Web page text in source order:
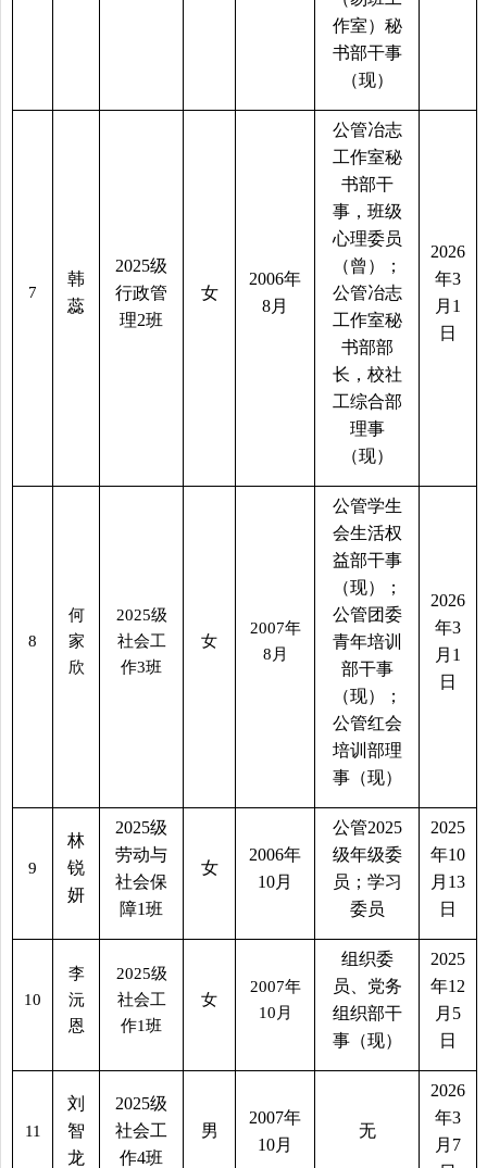
作室）秘
书部干事
（现）
7
韩
蕊
2025级
行政管
理2班
女
2006年
8月
公管冶志
工作室秘
书部干
事，班级
心理委员
（曾）；
公管冶志
工作室秘
书部部
长，校社
工综合部
理事
（现）
2026
年3
月 1
日
8
何
家
欣
2025级
社会工
作3班
女
2007年
8 月
公管学生
会生活权
益部干事
（现）；
公管团委
青年培训
部干事
（现）；
公管红会
培训部理
事（现）
2026
年3
月 1
日
9
林
锐
妍
2025级
劳动与
社会保
障1班
女
2006年
10月
公管2025
级年级委
员；学习
委员
2025
年10
月 13
日
10
李
沅
恩
2025级
社会工
作1班
女
2007年
10 月
组织委
员、党务
组织部干
事（现）
2025
年12
月 5
日
11
刘
智
龙
2025级
社会工
作4班
男
2007年
10月
无
2026
年3
月 7